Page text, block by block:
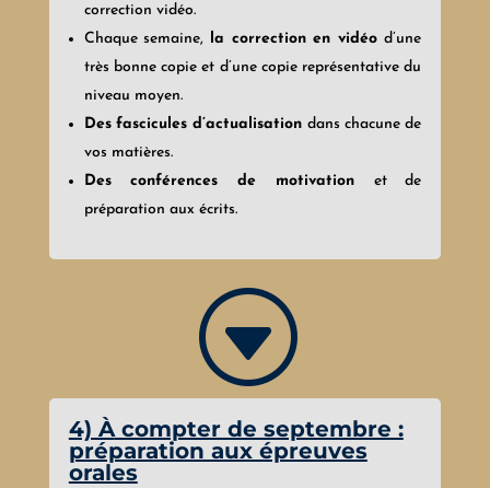
correction vidéo.
Chaque semaine, la correction en vidéod’une
très bonne copie et d’une copie représentative du
niveau moyen.
Des fascicules d’actualisationdans chacune de
vos matières.
Des conférences de motivation et de
préparation aux écrits.
G
4) Àcompter de septembre :
préparation aux épreuves
orales